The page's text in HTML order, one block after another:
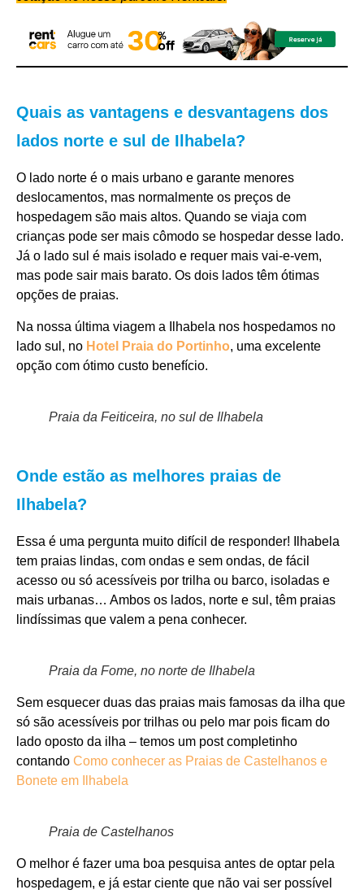
Quais as vantagens e desvantagens dos
lados norte e sul de Ilhabela?
O lado norte é o mais urbano e garante menores
deslocamentos, mas normalmente os preços de
hospedagem são mais altos. Quando se viaja com
crianças pode ser mais cômodo se hospedar desse lado.
Já o lado sul é mais isolado e requer mais vai-e-vem,
mas pode sair mais barato. Os dois lados têm ótimas
opções de praias.
Na nossa última viagem a Ilhabela nos hospedamos no
lado sul, no Hotel Praia do Portinho, uma excelente
opção com ótimo custo benefício.
Praia da Feiticeira, no sul de Ilhabela
Onde estão as melhores praias de
Ilhabela?
Essa é uma pergunta muito difícil de responder! Ilhabela
tem praias lindas, com ondas e sem ondas, de fácil
acesso ou só acessíveis por trilha ou barco, isoladas e
mais urbanas… Ambos os lados, norte e sul, têm praias
lindíssimas que valem a pena conhecer.
Praia da Fome, no norte de Ilhabela
Sem esquecer duas das praias mais famosas da ilha que
só são acessíveis por trilhas ou pelo mar pois ficam do
lado oposto da ilha – temos um post completinho
contando Como conhecer as Praias de Castelhanos e
Bonete em Ilhabela
Praia de Castelhanos
O melhor é fazer uma boa pesquisa antes de optar pela
hospedagem, e já estar ciente que não vai ser possível